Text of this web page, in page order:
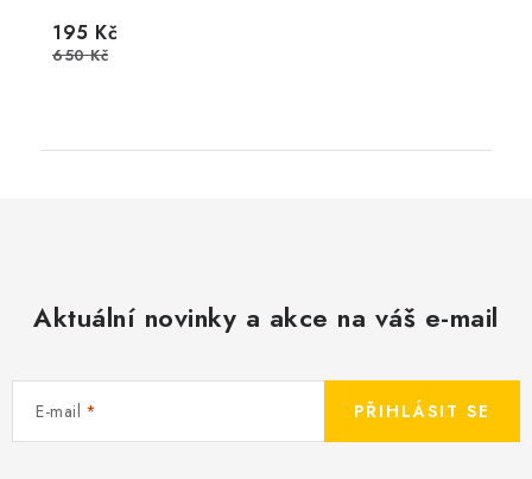
195 Kč
650 Kč
Aktuální novinky a akce na váš e-mail
E-mail PŘIHLÁSIT SE